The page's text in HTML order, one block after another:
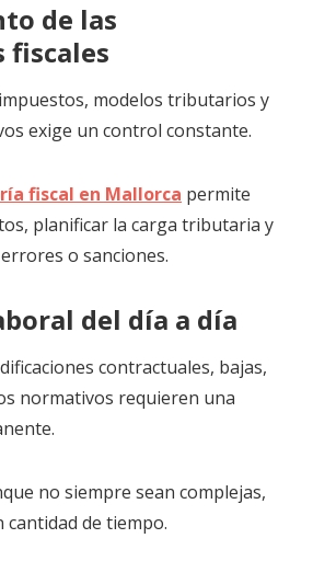
de las
fiscales
modelos tributarios y
exige un control constante.
fiscal en Mallorca permite
planificar la carga tributaria y
o sanciones.
del día a día
contractuales, bajas,
normativos requieren una
no siempre sean complejas,
de tiempo.